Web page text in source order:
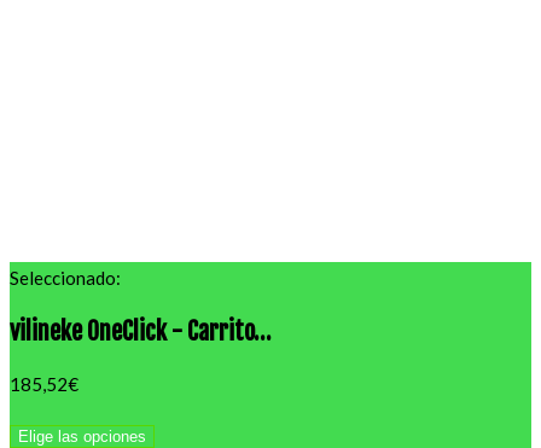
Seleccionado:
vilineke OneClick - Carrito…
185,52€
Elige las opciones